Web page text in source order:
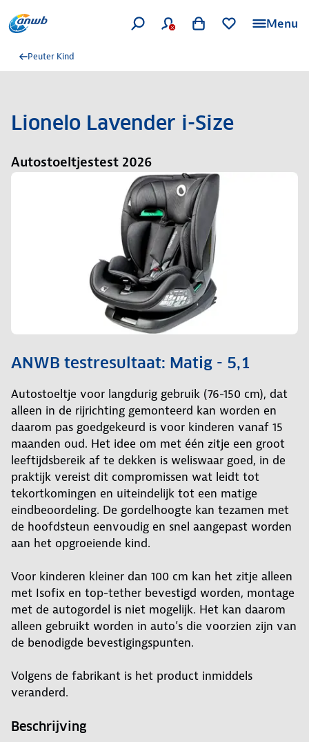
Menu
Peuter Kind
Lionelo Lavender i-Size
Autostoeltjestest 2026
ANWB testresultaat: Matig - 5,1
Autostoeltje voor langdurig gebruik (76-150 cm), dat
alleen in de rijrichting gemonteerd kan worden en
daarom pas goedgekeurd is voor kinderen vanaf 15
maanden oud. Het idee om met één zitje een groot
leeftijdsbereik af te dekken is weliswaar goed, in de
praktijk vereist dit compromissen wat leidt tot
tekortkomingen en uiteindelijk tot een matige
eindbeoordeling. De gordelhoogte kan tezamen met
de hoofdsteun eenvoudig en snel aangepast worden
aan het opgroeiende kind.
Voor kinderen kleiner dan 100 cm kan het zitje alleen
met Isofix en top-tether bevestigd worden, montage
met de autogordel is niet mogelijk. Het kan daarom
alleen gebruikt worden in auto’s die voorzien zijn van
de benodigde bevestigingspunten.
Volgens de fabrikant is het product inmiddels
veranderd.
Beschrijving